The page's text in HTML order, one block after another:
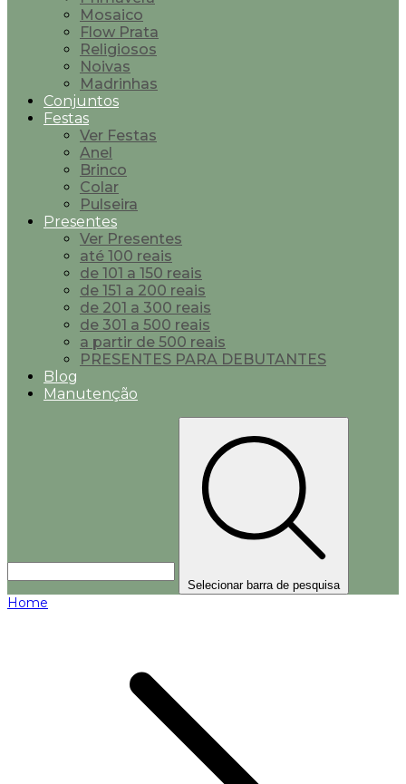
Mosaico
Flow Prata
Religiosos
Noivas
Madrinhas
Conjuntos
Festas
Ver Festas
Anel
Brinco
Colar
Pulseira
Presentes
Ver Presentes
até 100 reais
de 101 a 150 reais
de 151 a 200 reais
de 201 a 300 reais
de 301 a 500 reais
a partir de 500 reais
PRESENTES PARA DEBUTANTES
Blog
Manutenção
Selecionar barra de pesquisa
Home